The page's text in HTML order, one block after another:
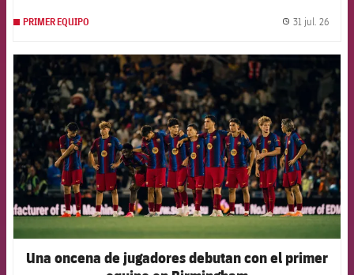
PRIMER EQUIPO 31 jul. 26
FCB Barcelona badge
Una oncena de jugadores debutan con el primer